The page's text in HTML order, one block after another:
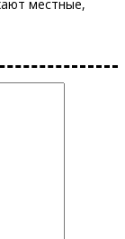
местные,